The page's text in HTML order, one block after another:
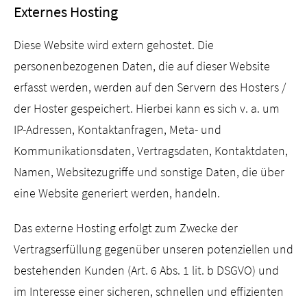
Externes Hosting
Diese Website wird extern gehostet. Die
personenbezogenen Daten, die auf dieser Website
erfasst werden, werden auf den Servern des Hosters /
der Hoster gespeichert. Hierbei kann es sich v. a. um
IP-Adressen, Kontaktanfragen, Meta- und
Kommunikationsdaten, Vertragsdaten, Kontaktdaten,
Namen, Websitezugriffe und sonstige Daten, die über
eine Website generiert werden, handeln.
Das externe Hosting erfolgt zum Zwecke der
Vertragserfüllung gegenüber unseren potenziellen und
bestehenden Kunden (Art. 6 Abs. 1 lit. b DSGVO) und
im Interesse einer sicheren, schnellen und effizienten